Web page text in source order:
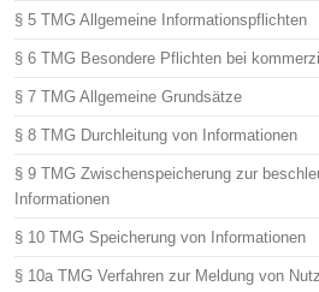
§ 5 TMG Allgemeine Informationspflichten
§ 6 TMG Besondere Pflichten bei
§ 7 TMG Allgemeine Grundsätze
§ 8 TMG Durchleitung von Informationen
§ 9 TMG Zwischenspeicherung zur
Informationen
§ 10 TMG Speicherung von Informationen
§ 10a TMG Verfahren zur Meldung von